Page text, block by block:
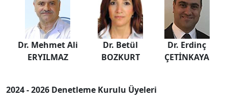
Dr. Mehmet Ali
ERYILMAZ
Dr. Betül
BOZKURT
Dr. Erdinç
ÇETİNKAYA
2024 - 2026 Denetleme Kurulu Üyeleri